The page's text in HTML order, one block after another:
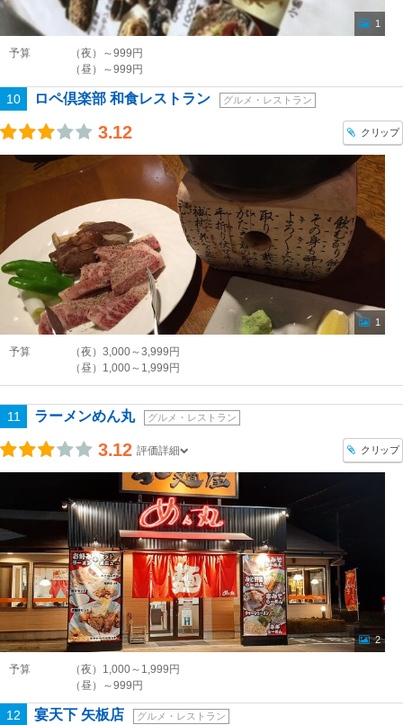
1
予算
（夜）～999円
（昼）～999円
10 ロペ倶楽部 和食レストラン グルメ・レストラン
3.12 クリップ
1
予算
（夜）3,000～3,999円
（昼）1,000～1,999円
11 ラーメンめん丸 グルメ・レストラン
3.12 評価詳細 クリップ
2
予算
（夜）1,000～1,999円
（昼）～999円
12 宴天下 矢板店 グルメ・レストラン